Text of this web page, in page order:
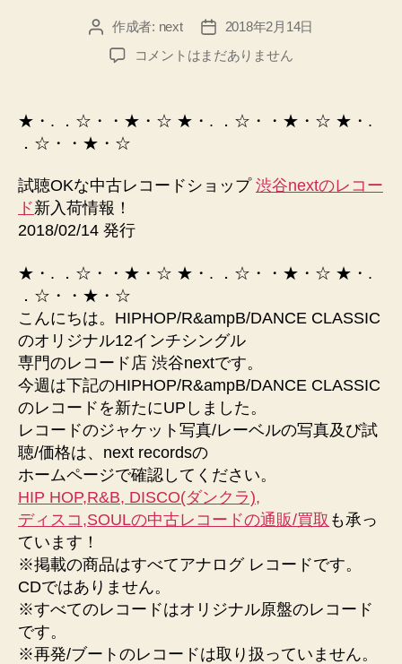
投 作成者: next
投
稿
日
2018年2月14日
DISCO
取
ら・・・
イ
チ
門
中
古
ア
ナ
ロ
グ
レ
コ
ー
渋
谷
next
の
コメントはまだありません
★・. ．☆・・★・☆ ★・. ．☆・・★・☆ ★・.
．☆・・★・☆
試聴OKな中古レコードショップ 渋谷nextのレコー
ド新入荷情報！
2018/02/14 発行
★・. ．☆・・★・☆ ★・. ．☆・・★・☆ ★・.
．☆・・★・☆
こんにちは。HIPHOP/R&ampB/DANCE CLASSIC
のオリジナル12インチシングル
専門のレコード店 渋谷nextです。
今週は下記のHIPHOP/R&ampB/DANCE CLASSIC
のレコードを新たにUPしました。
レコードのジャケット写真/レーベルの写真及び試
聴/価格は、next recordsの
ホームページで確認してください。
HIP HOP,R&B, DISCO(ダンクラ),
ディスコ,SOULの中古レコードの通販/買取 も承っ
ています！
※掲載の商品はすべてアナログ レコードです。
CDではありません。
※すべてのレコードはオリジナル原盤のレコード
です。
※再発/ブートのレコードは取り扱っていません。